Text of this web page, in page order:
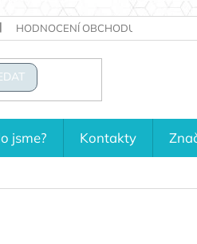
HODNOCENÍ OBCHODU
jsme? Kontakty